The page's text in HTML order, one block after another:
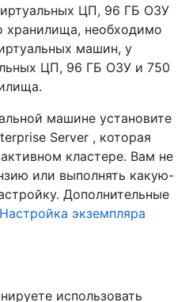
ЦП, 96 ГБ ОЗУ
хранилища, необходимо
машин, у
ЦП, 96 ГБ ОЗУ и 750
машине установите
Server , которая
кластере. Вам не
или выполнять какую-
Дополнительные
Настройка экземпляра
использовать